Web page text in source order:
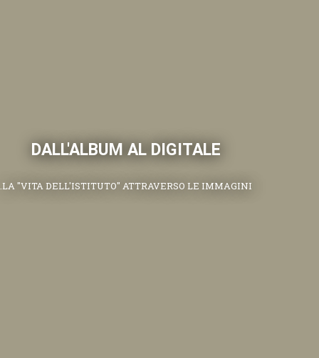
DALL'ALBUM AL DIGITALE
.LA "VITA DELL'ISTITUTO" ATTRAVERSO LE IMMAGINI